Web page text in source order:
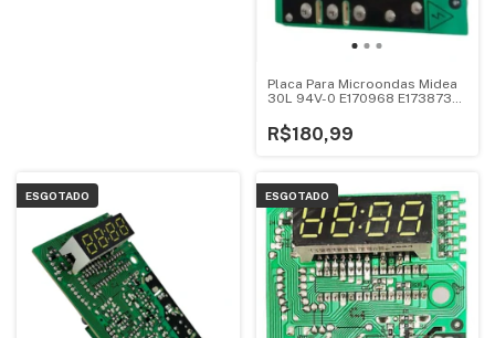
Placa Para Microondas Midea
30L 94V-0 E170968 E173873
R$180,99
ESGOTADO ESGOTADO